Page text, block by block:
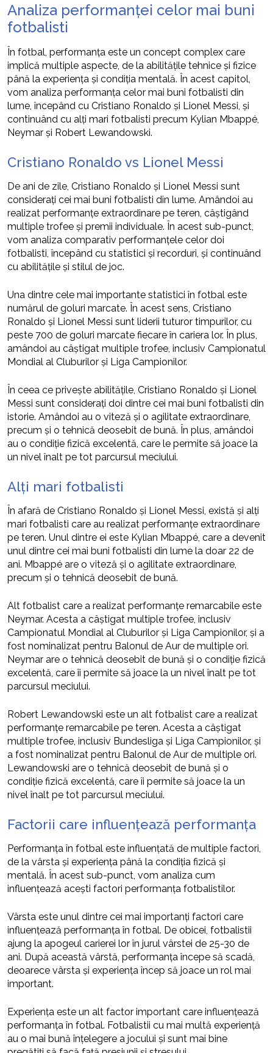
Analiza performanței celor mai buni
fotbalisti
În fotbal, performanța este un concept complex care
implică multiple aspecte, de la abilitățile tehnice și fizice
până la experiența și condiția mentală. În acest capitol,
vom analiza performanța celor mai buni fotbalisti din
lume, începând cu Cristiano Ronaldo și Lionel Messi, și
continuând cu alți mari fotbalisti precum Kylian Mbappé,
Neymar și Robert Lewandowski.
Cristiano Ronaldo vs Lionel Messi
De ani de zile, Cristiano Ronaldo și Lionel Messi sunt
considerați cei mai buni fotbalisti din lume. Amândoi au
realizat performanțe extraordinare pe teren, câștigând
multiple trofee și premii individuale. În acest sub-punct,
vom analiza comparativ performanțele celor doi
fotbalisti, începând cu statistici și recorduri, și continuând
cu abilitățile și stilul de joc.
Una dintre cele mai importante statistici în fotbal este
numărul de goluri marcate. În acest sens, Cristiano
Ronaldo și Lionel Messi sunt liderii tuturor timpurilor, cu
peste 700 de goluri marcate fiecare în cariera lor. În plus,
amândoi au câștigat multiple trofee, inclusiv Campionatul
Mondial al Cluburilor și Liga Campionilor.
În ceea ce privește abilitățile, Cristiano Ronaldo și Lionel
Messi sunt considerați doi dintre cei mai buni fotbalisti din
istorie. Amândoi au o viteză și o agilitate extraordinare,
precum și o tehnică deosebit de bună. În plus, amândoi
au o condiție fizică excelentă, care le permite să joace la
un nivel înalt pe tot parcursul meciului.
Alți mari fotbalisti
În afară de Cristiano Ronaldo și Lionel Messi, există și alți
mari fotbalisti care au realizat performanțe extraordinare
pe teren. Unul dintre ei este Kylian Mbappé, care a devenit
unul dintre cei mai buni fotbalisti din lume la doar 22 de
ani. Mbappé are o viteză și o agilitate extraordinare,
precum și o tehnică deosebit de bună.
Alt fotbalist care a realizat performanțe remarcabile este
Neymar. Acesta a câștigat multiple trofee, inclusiv
Campionatul Mondial al Cluburilor și Liga Campionilor, și a
fost nominalizat pentru Balonul de Aur de multiple ori.
Neymar are o tehnică deosebit de bună și o condiție fizică
excelentă, care îi permite să joace la un nivel înalt pe tot
parcursul meciului.
Robert Lewandowski este un alt fotbalist care a realizat
performanțe remarcabile pe teren. Acesta a câștigat
multiple trofee, inclusiv Bundesliga și Liga Campionilor, și
a fost nominalizat pentru Balonul de Aur de multiple ori.
Lewandowski are o tehnică deosebit de bună și o
condiție fizică excelentă, care îi permite să joace la un
nivel înalt pe tot parcursul meciului.
Factorii care influențează performanța
Performanța în fotbal este influențată de multiple factori,
de la vârsta și experiența până la condiția fizică și
mentală. În acest sub-punct, vom analiza cum
influențează acești factori performanța fotbalistilor.
Vârsta este unul dintre cei mai importanți factori care
influențează performanța în fotbal. De obicei, fotbalistii
ajung la apogeul carierei lor în jurul vârstei de 25-30 de
ani. După această vârstă, performanța începe să scadă,
deoarece vârsta și experiența încep să joace un rol mai
important.
Experiența este un alt factor important care influențează
performanța în fotbal. Fotbalistii cu mai multă experiență
au o mai bună înțelegere a jocului și sunt mai bine